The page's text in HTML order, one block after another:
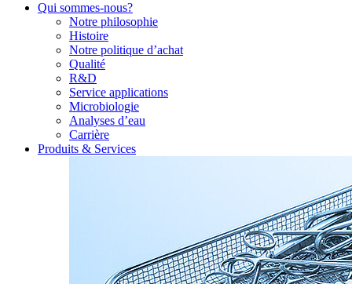
Qui sommes-nous?
Notre philosophie
Histoire
Notre politique d’achat
Qualité
R&D
Service applications
Microbiologie
Analyses d’eau
Carrière
Produits & Services